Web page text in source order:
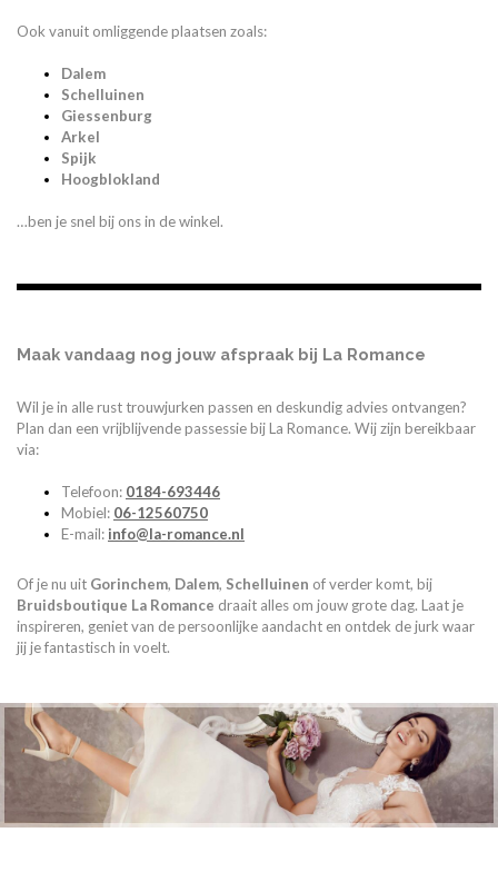
Ook vanuit omliggende plaatsen zoals:
Dalem
Schelluinen
Giessenburg
Arkel
Spijk
Hoogblokland
…ben je snel bij ons in de winkel.
Maak vandaag nog jouw afspraak bij La Romance
Wil je in alle rust trouwjurken passen en deskundig advies ontvangen?
Plan dan een vrijblijvende passessie bij La Romance. Wij zijn bereikbaar
via:
Telefoon: 0184-693446
Mobiel: 06-12560750
E-mail: info@la-romance.nl
Of je nu uit Gorinchem, Dalem, Schelluinen of verder komt, bij
Bruidsboutique La Romance draait alles om jouw grote dag. Laat je
inspireren, geniet van de persoonlijke aandacht en ontdek de jurk waar
jij je fantastisch in voelt.